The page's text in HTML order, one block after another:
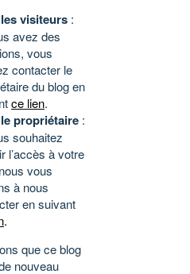
visiteurs :
avez des
vous
contacter le
du blog en
ce lien.
propriétaire :
souhaitez
l’accès à votre
vous
à nous
en suivant
.
que ce blog
nouveau